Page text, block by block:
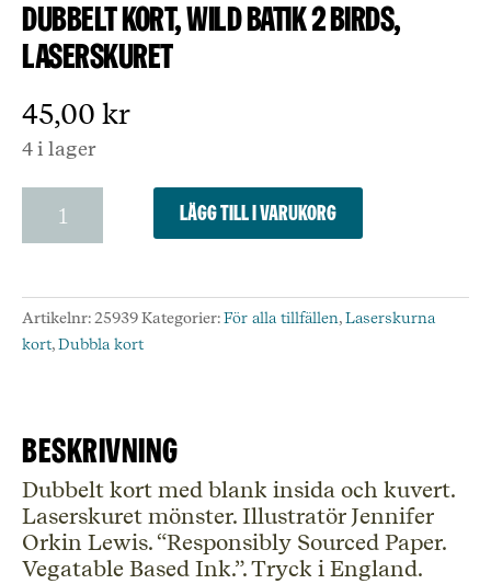
Dubbelt kort, Wild Batik 2 Birds,
Laserskuret
45,00 kr
4 i lager
kort,
Wild
2
Birds,
Laserskuret
Lägg till i varukorg
Artikelnr:25939Kategorier:För alla tillfällen,Laserskurna
kort,Dubbla kort
Beskrivning
Dubbelt kort med blank insida och kuvert.
Laserskuret mönster. Illustratör Jennifer
Orkin Lewis. “Responsibly Sourced Paper.
Vegatable Based Ink.”. Tryck i England.